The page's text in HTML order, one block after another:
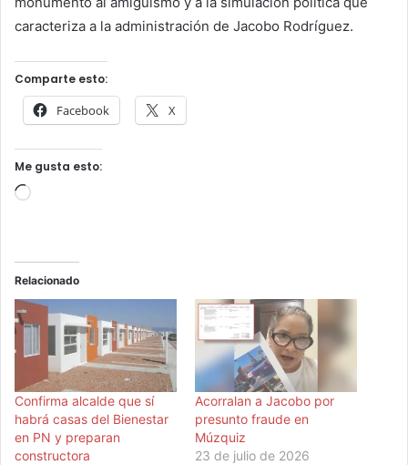
caracteriza a la administración de Jacobo Rodríguez.
Comparte esto:
Facebook X
Me gusta esto:
Cargando...
Relacionado
Confirma alcalde que sí
habrá casas del Bienestar
en PN y preparan
constructora
Acorralan a Jacobo por
presunto fraude en
Múzquiz
23 de julio de 2026